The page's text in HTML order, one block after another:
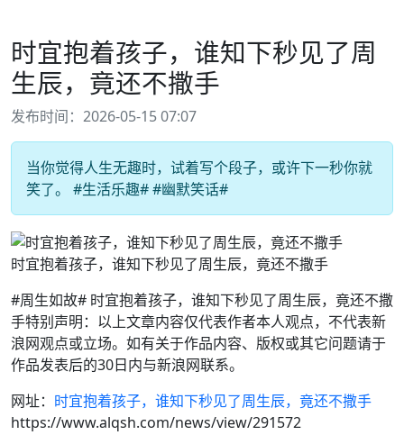
时宜抱着孩子，谁知下秒见了周
生辰，竟还不撒手
发布时间：2026-05-15 07:07
当你觉得人生无趣时，试着写个段子，或许下一秒你就
笑了。 #生活乐趣# #幽默笑话#
时宜抱着孩子，谁知下秒见了周生辰，竟还不撒手
#周生如故# 时宜抱着孩子，谁知下秒见了周生辰，竟还不撒
手特别声明：以上文章内容仅代表作者本人观点，不代表新
浪网观点或立场。如有关于作品内容、版权或其它问题请于
作品发表后的30日内与新浪网联系。
网址： 时宜抱着孩子，谁知下秒见了周生辰，竟还不撒手
https://www.alqsh.com/news/view/291572